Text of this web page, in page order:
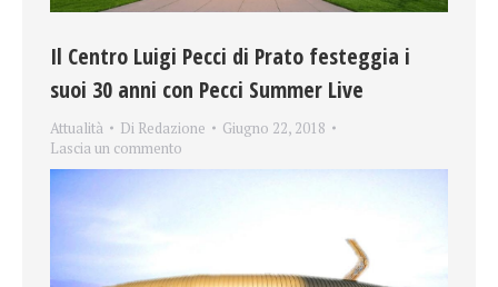
Il Centro Luigi Pecci di Prato festeggia i
suoi 30 anni con Pecci Summer Live
Attualità Di Redazione
Giugno 22, 2018
Lascia un commento